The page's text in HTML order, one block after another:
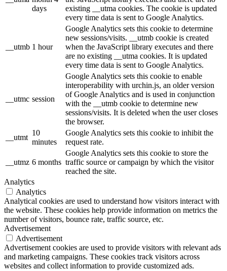
days
existing __utma cookies. The cookie is updated
every time data is sent to Google Analytics.
__utmb 1 hour
Google Analytics sets this cookie to determine
new sessions/visits. __utmb cookie is created
when the JavaScript library executes and there
are no existing __utma cookies. It is updated
every time data is sent to Google Analytics.
__utmc session
Google Analytics sets this cookie to enable
interoperability with urchin.js, an older version
of Google Analytics and is used in conjunction
with the __utmb cookie to determine new
sessions/visits. It is deleted when the user closes
the browser.
__utmt
10
minutes
Google Analytics sets this cookie to inhibit the
request rate.
__utmz 6 months
Google Analytics sets this cookie to store the
traffic source or campaign by which the visitor
reached the site.
Analytics
Analytics
Analytical cookies are used to understand how visitors interact with
the website. These cookies help provide information on metrics the
number of visitors, bounce rate, traffic source, etc.
Advertisement
Advertisement
Advertisement cookies are used to provide visitors with relevant ads
and marketing campaigns. These cookies track visitors across
websites and collect information to provide customized ads.